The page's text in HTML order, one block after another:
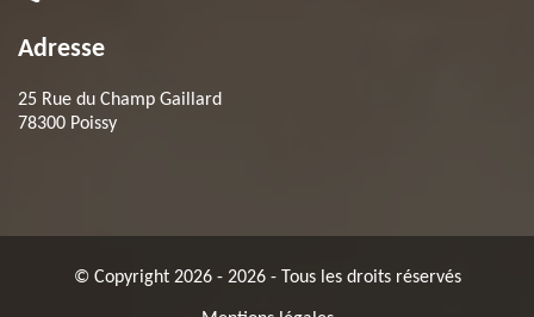
Adresse
25 Rue du Champ Gaillard
78300 Poissy
© Copyright 2026 - 2026 - Tous les droits réservés